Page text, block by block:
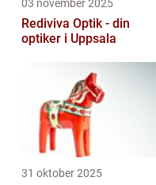
03 november 2025
Rediviva Optik - din
optiker i Uppsala
31 oktober 2025